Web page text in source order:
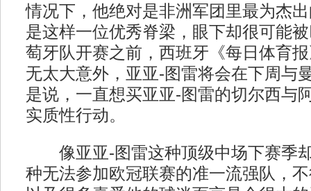
情况下，他绝对是非洲军团里最为杰
是这样一位优秀脊梁，眼下却很可能
萄牙队开赛之前，西班牙《每日体育
无太大意外，亚亚-图雷将会在下周与
是说，一直想买亚亚-图雷的切尔西与
实质性行动。
像亚亚-图雷这种顶级中场下赛季
种无法参加欧冠联赛的准一流强队，